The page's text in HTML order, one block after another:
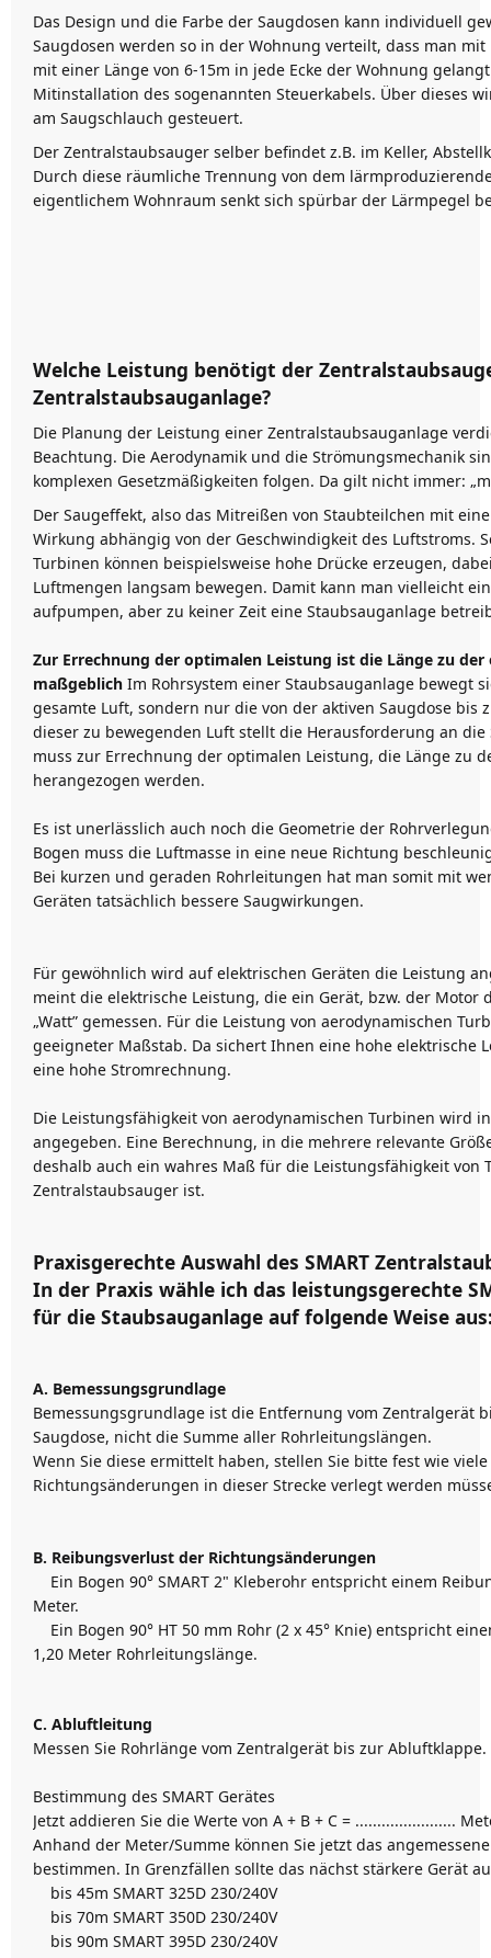
Das Design und die Farbe der Saugdosen kann individuell
Saugdosen werden so in der Wohnung verteilt, dass man mit
mit einer Länge von 6-15m in jede Ecke der Wohnung
Mitinstallation des sogenannten Steuerkabels. Über dieses
am Saugschlauch gesteuert.
Der Zentralstaubsauger selber befindet z.B. im Keller,
Durch diese räumliche Trennung von dem
eigentlichem Wohnraum senkt sich spürbar der Lärmpegel
Welche Leistung benötigt der
Zentralstaubsauganlage?
Die Planung der Leistung einer Zentralstaubsauganlage
Beachtung. Die Aerodynamik und die Strömungsmechanik
komplexen Gesetzmäßigkeiten folgen. Da gilt nicht immer:
Der Saugeffekt, also das Mitreißen von Staubteilchen mit
Wirkung abhängig von der Geschwindigkeit des Luftstroms.
Turbinen können beispielsweise hohe Drücke erzeugen,
Luftmengen langsam bewegen. Damit kann man vielleicht
aufpumpen, aber zu keiner Zeit eine Staubsauganlage
Zur Errechnung der optimalen Leistung ist die Länge zu
maßgeblich Im Rohrsystem einer Staubsauganlage bewegt
gesamte Luft, sondern nur die von der aktiven Saugdose bis
dieser zu bewegenden Luft stellt die Herausforderung an die
muss zur Errechnung der optimalen Leistung, die Länge zu
herangezogen werden.
Es ist unerlässlich auch noch die Geometrie der
Bogen muss die Luftmasse in eine neue Richtung
Bei kurzen und geraden Rohrleitungen hat man somit mit
Geräten tatsächlich bessere Saugwirkungen.
Für gewöhnlich wird auf elektrischen Geräten die Leistung
meint die elektrische Leistung, die ein Gerät, bzw. der
„Watt” gemessen. Für die Leistung von aerodynamischen
geeigneter Maßstab. Da sichert Ihnen eine hohe elektrische
eine hohe Stromrechnung.
Die Leistungsfähigkeit von aerodynamischen Turbinen wird
angegeben. Eine Berechnung, in die mehrere relevante
deshalb auch ein wahres Maß für die Leistungsfähigkeit von
Zentralstaubsauger ist.
Praxisgerechte Auswahl des SMART
In der Praxis wähle ich das leistungsgerechte
für die Staubsauganlage auf folgende Weise
A. Bemessungsgrundlage
Bemessungsgrundlage ist die Entfernung vom Zentralgerät
Saugdose, nicht die Summe aller Rohrleitungslängen.
Wenn Sie diese ermittelt haben, stellen Sie bitte fest wie viele
Richtungsänderungen in dieser Strecke verlegt werden
B. Reibungsverlust der Richtungsänderungen
Ein Bogen 90° SMART 2" Kleberohr entspricht einem
Meter.
Ein Bogen 90° HT 50 mm Rohr (2 x 45° Knie) entspricht
1,20 Meter Rohrleitungslänge.
C. Abluftleitung
Messen Sie Rohrlänge vom Zentralgerät bis zur Abluftklappe.
Bestimmung des SMART Gerätes
Jetzt addieren Sie die Werte von A + B + C = .......................
Anhand der Meter/Summe können Sie jetzt das
bestimmen. In Grenzfällen sollte das nächst stärkere Gerät
bis 45m SMART 325D 230/240V
bis 70m SMART 350D 230/240V
bis 90m SMART 395D 230/240V